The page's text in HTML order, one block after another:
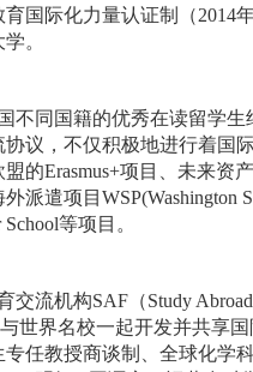
国际化力量认证制（2014
。
不同国籍的优秀在读留学
议，不仅积极地进行着国
的Erasmus+项目、未来
派遣项目WSP(Washington
等项目。
流机构SAF（Study
世界名校一起开发并共享
任教授商谈制、全球化学